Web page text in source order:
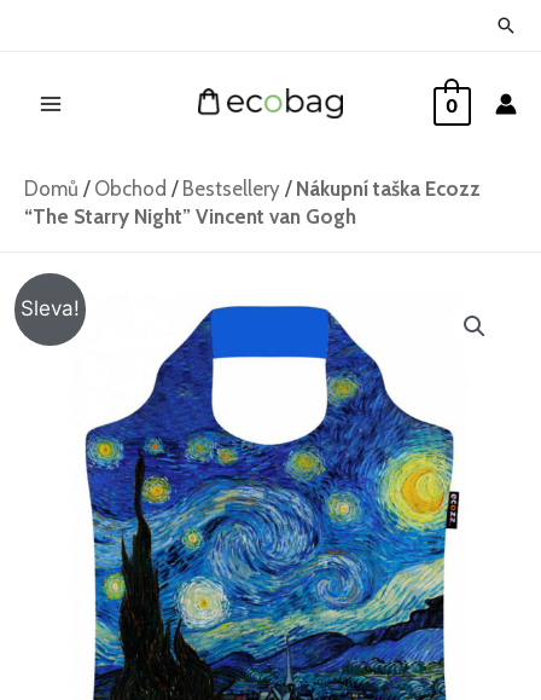
0
Domů / Obchod / Bestsellery / Nákupní taška Ecozz
“The Starry Night” Vincent van Gogh
Sleva!
Původní
cena
byla:
259 Kč.
Aktuální
cena
199 Kč.
Nákupní
Vincent
množství